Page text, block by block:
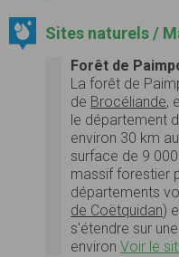
Sites naturels /
Forêt de
La forêt de
de Brocéliande,
le département
environ 30 km
surface de 9
massif forestier
départements
de Coëtquidan)
s'étendre sur
environ Voir le